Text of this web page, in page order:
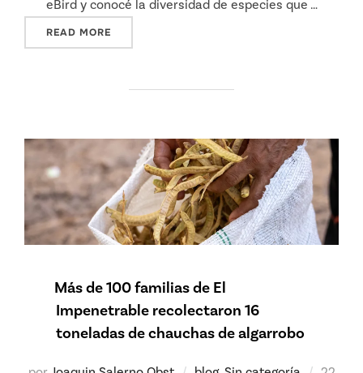
eBird y conocé la diversidad de especies que …
READ MORE
Más de 100 familias de El
Impenetrable recolectaron 16
toneladas de chauchas de algarrobo